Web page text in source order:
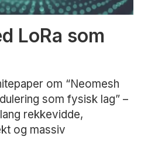
LoRa som
om “Neomesh
som fysisk lag” –
rekkevidde,
og massiv